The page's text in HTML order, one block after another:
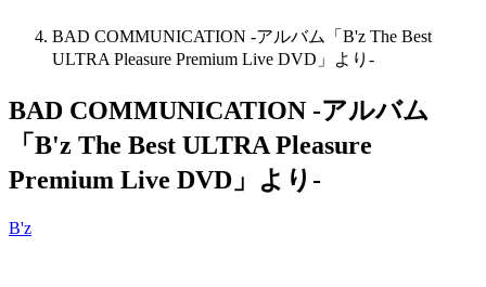
BAD COMMUNICATION -アルバム「B'z The Best
ULTRA Pleasure Premium Live DVD」より-
BAD COMMUNICATION -アルバム
「B'z The Best ULTRA Pleasure
Premium Live DVD」より-
B'z